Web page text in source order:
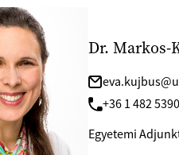
Dr. Markos-
+36 1 482
Egyetemi